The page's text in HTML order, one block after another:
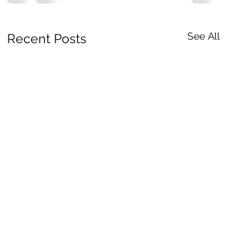
Recent Posts See All